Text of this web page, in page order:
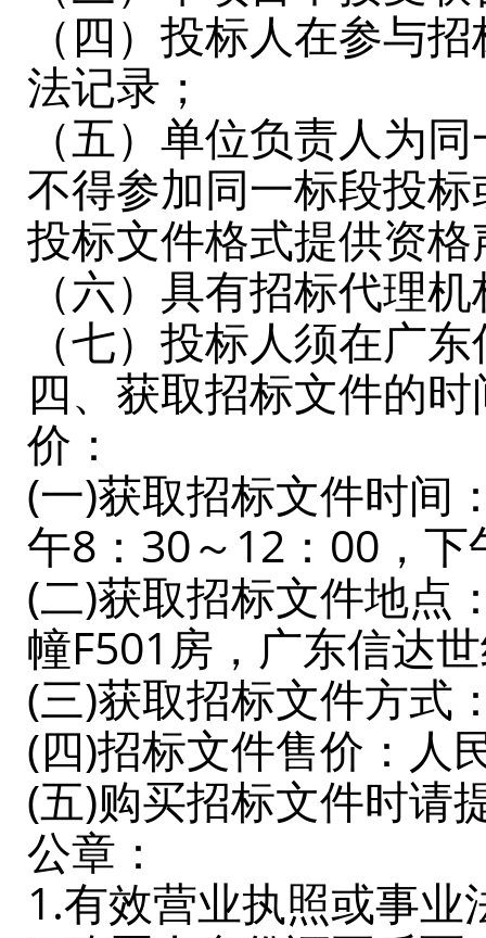
（四）投标人在参与
法记录；
（五）单位负责人为
不得参加同一标段投
投标文件格式提供资
（六）具有招标代理
（七）投标人须在广
四、获取招标文件的
价：
(一)获取招标文件时间
午8：30～12：00，
(二)获取招标文件地点
幢F501房，广东信达
(三)获取招标文件方式
(四)招标文件售价：人
(五)购买招标文件时请
公章：
1.有效营业执照或事